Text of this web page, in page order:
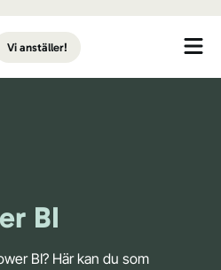
Vi anställer!
BI
BI? Här kan du som